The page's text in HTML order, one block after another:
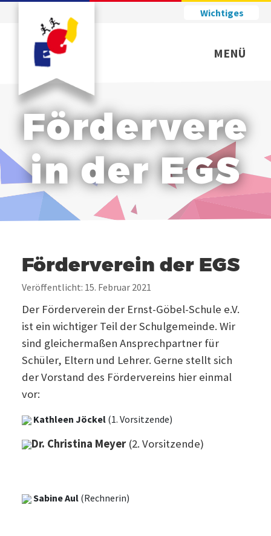
Wichtiges
MENÜ
Fördervere
in der EGS
Förderverein der EGS
Veröffentlicht: 15. Februar 2021
Der Förderverein der Ernst-Göbel-Schule e.V.
ist ein wichtiger Teil der Schulgemeinde. Wir
sind gleichermaßen Ansprechpartner für
Schüler, Eltern und Lehrer. Gerne stellt sich
der Vorstand des Fördervereins hier einmal
vor:
Kathleen Jöckel (1. Vorsitzende)
Dr. Christina Meyer (2. Vorsitzende)
Sabine Aul (Rechnerin)